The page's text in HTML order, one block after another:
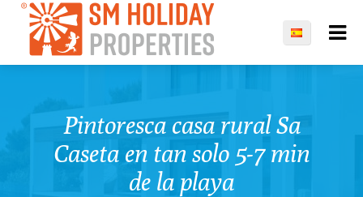
Pintoresca casa rural Sa
Caseta en tan solo 5-7 min
de la playa